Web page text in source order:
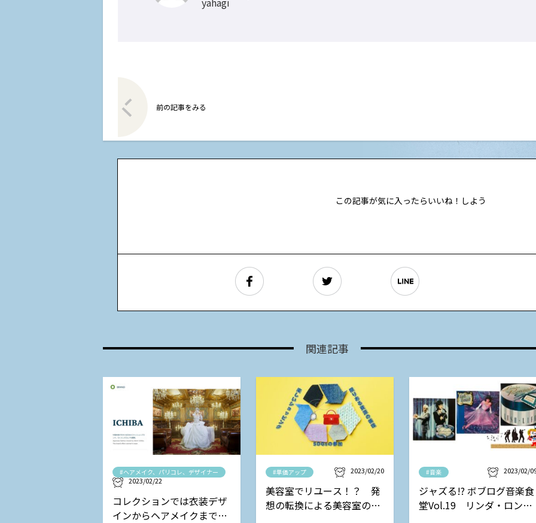
前の記事をみる
この記事が気に入ったらいいね！しよう
関連記事
#ヘアメイク、パリコレ、デザイナー
2023/02/22
コレクションでは衣装デザ
インからヘアメイクまで担
#単価アップ 2023/02/20
美容室でリユース！？ 発
想の転換による美容室の新
#音楽 2023/02/
ジャズる!? ボブログ音楽食
堂Vol.19 リンダ・ロンシ